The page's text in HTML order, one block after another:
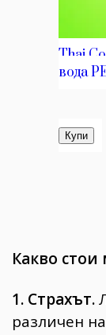
Какво
1. Страхът.
различен